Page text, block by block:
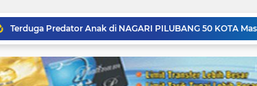
Terduga Predator Anak di NAGARI PILUBANG 50 KOTA